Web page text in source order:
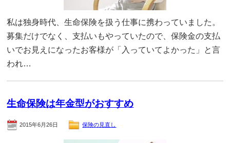
私は独身時代、生命保険を扱う仕事に携わっていました。
募集だけでなく、支払いもやっていたので、保険金の支払
いでお見えになったお客様が「入っていてよかった」と言
われ…
生命保険は年金型がおすすめ
2015年6月26日 保険の見直し